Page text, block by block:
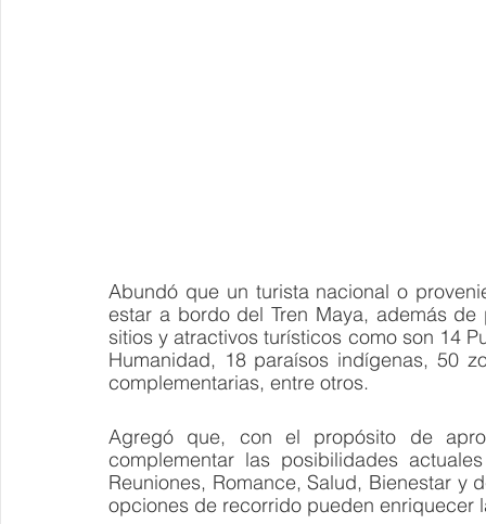
Abundó que un turista nacional o
estar a bordo del Tren Maya, además
sitios y atractivos turísticos como son 14
Humanidad, 18 paraísos indígenas, 50
complementarias, entre otros.
Agregó que, con el propósito de
complementar las posibilidades
Reuniones, Romance, Salud, Bienestar y
opciones de recorrido pueden enriquecer